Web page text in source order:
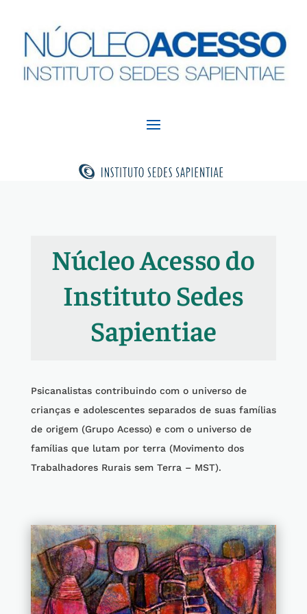
Núcleo Acesso do
Instituto Sedes
Sapientiae
Psicanalistas contribuindo com o universo de
crianças e adolescentes separados de suas famílias
de origem (Grupo Acesso) e com o universo de
famílias que lutam por terra (Movimento dos
Trabalhadores Rurais sem Terra – MST).